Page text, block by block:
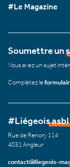
#Le Magazine
Soumettre un
Vous avez un sujet
Complétez le
#Liégeois asbl
Rue de Renory 114
4031 Angleur
contact@liegeois-